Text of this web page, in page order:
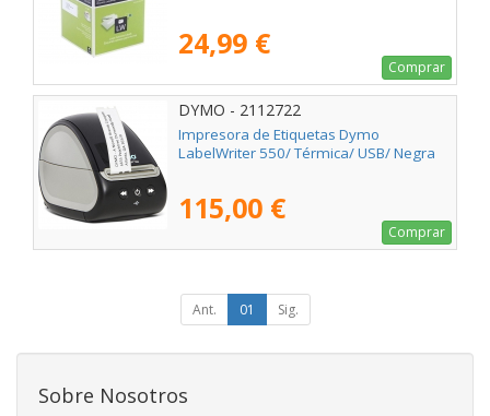
24,99 €
Comprar
DYMO - 2112722
Impresora de Etiquetas Dymo
LabelWriter 550/ Térmica/ USB/ Negra
115,00 €
Comprar
Ant. 01 Sig.
Sobre Nosotros